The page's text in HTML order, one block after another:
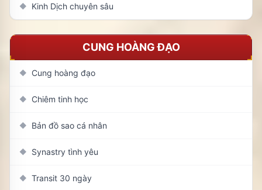
◆ Kinh Dịch chuyên sâu
CUNG HOÀNG ĐẠO
◆ Cung hoàng đạo
◆ Chiêm tinh học
◆ Bản đồ sao cá nhân
◆ Synastry tình yêu
◆ Transit 30 ngày